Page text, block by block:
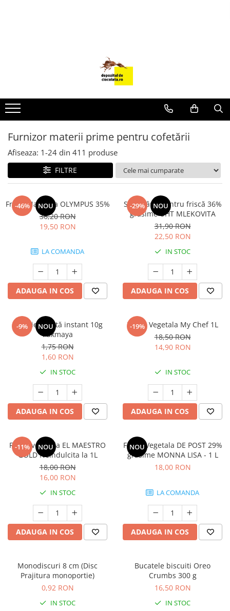
GLAZURI, UMPLUTURI, CREME
USTENSILE SI FORME SILICON
PASTA DE ZAHAR
AMBALAJE
DIVERSE
FRISCA, UNT, LAPTE CONDENSAT
COJI TARTE
AROME
Furnizor materii prime pentru cofetării
Afiseaza: 1-24 din 411 produse
FILTRE
-46% NOU
Frisca Naturala OLYMPUS 35%
36,20 RON
19,50 RON
LA COMANDA
ADAUGA IN COS
-29% NOU
Smântână pentru friscă 36%
grăsime UHT MLEKOVITA
31,90 RON
22,50 RON
IN STOC
ADAUGA IN COS
-9% NOU
Drojdie uscată instant 10g
Pakmaya
1,75 RON
1,60 RON
IN STOC
ADAUGA IN COS
-19%
Frisca Vegetala My Chef 1L
18,50 RON
14,90 RON
IN STOC
ADAUGA IN COS
-11% NOU
Frisca vegetala EL MAESTRO
GOLD Neindulcita la 1L
18,00 RON
16,00 RON
IN STOC
ADAUGA IN COS
NOU
Frisca Vegetala DE POST 29%
grasime MONNA LISA - 1 L
18,00 RON
LA COMANDA
ADAUGA IN COS
Monodiscuri 8 cm (Disc
Prajitura monoportie)
0,92 RON
IN STOC
Bucatele biscuiti Oreo
Crumbs 300 g
16,50 RON
IN STOC